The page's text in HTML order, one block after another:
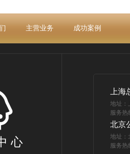
主营业务 成功案例
心
上海
地址：
服务
北京
地址：
服务